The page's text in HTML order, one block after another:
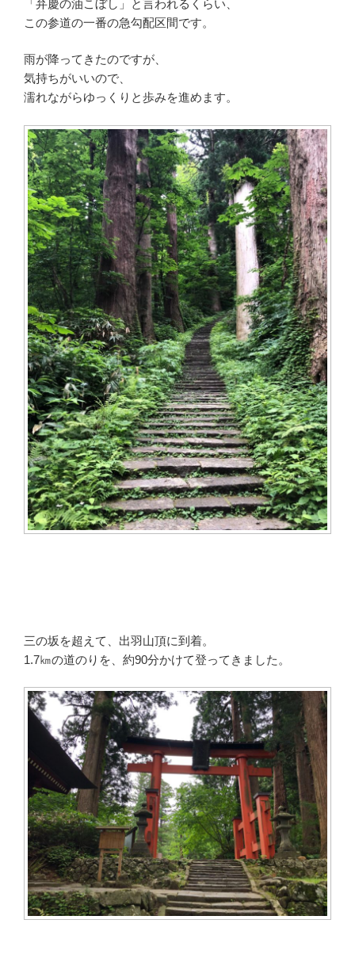
「弁慶の油こぼし」と言われるくらい、
この参道の一番の急勾配区間です。
雨が降ってきたのですが、
気持ちがいいので、
濡れながらゆっくりと歩みを進めます。
三の坂を超えて、出羽山頂に到着。
1.7㎞の道のりを、約90分かけて登ってきました。